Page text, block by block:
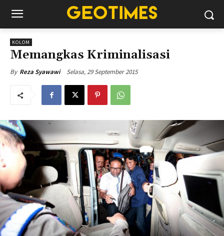
KOLOM
Memangkas Kriminalisasi
By Reza Syawawi Selasa, 29 September 2015